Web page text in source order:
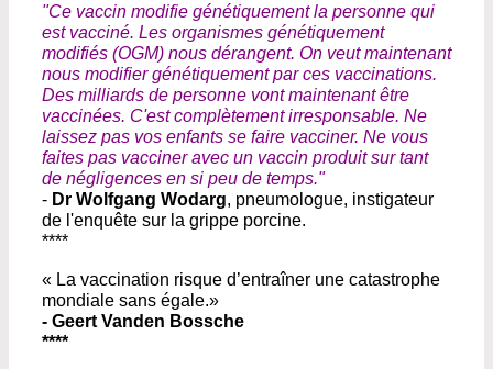
"Ce vaccin modifie génétiquement la personne qui
est vacciné. Les organismes génétiquement
modifiés (OGM) nous dérangent. On veut maintenant
nous modifier génétiquement par ces vaccinations.
Des milliards de personne vont maintenant être
vaccinées. C'est complètement irresponsable. Ne
laissez pas vos enfants se faire vacciner. Ne vous
faites pas vacciner avec un vaccin produit sur tant
de négligences en si peu de temps."
- Dr Wolfgang Wodarg, pneumologue, instigateur
de l'enquête sur la grippe porcine.
****
« La vaccination risque d’entraîner une catastrophe
mondiale sans égale.»
- Geert Vanden Bossche
****